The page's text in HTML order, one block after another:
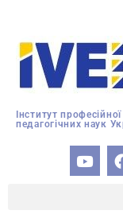
Інститут
педагогічних наук